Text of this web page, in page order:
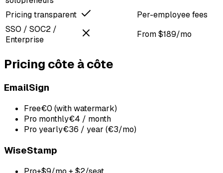
Pricing transparent
Per-employee fees
SSO / SOC2 /
Enterprise
From $189/mo
Pricing côte à côte
EmailSign
Free€0 (with watermark)
Pro monthly€4 / month
Pro yearly€36 / year (€3/mo)
WiseStamp